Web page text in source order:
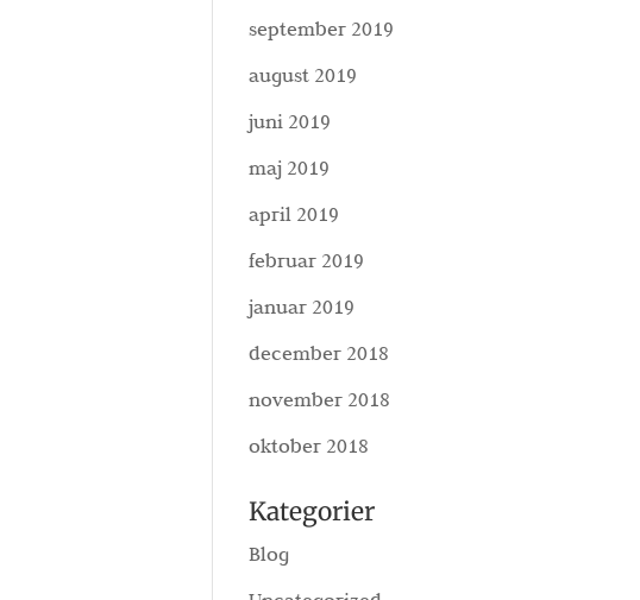
september 2019
august 2019
juni 2019
maj 2019
april 2019
februar 2019
januar 2019
december 2018
november 2018
oktober 2018
Kategorier
Blog